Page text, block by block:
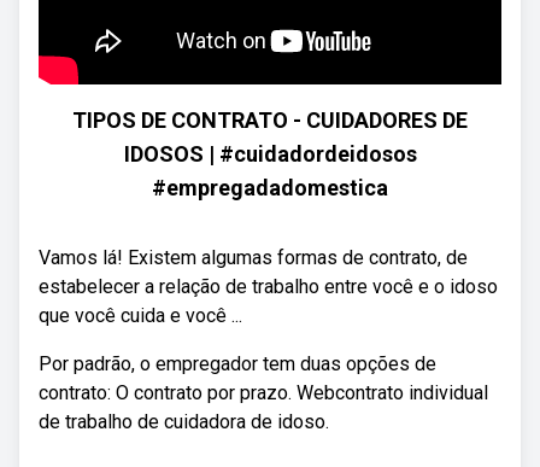
TIPOS DE CONTRATO - CUIDADORES DE
IDOSOS | #cuidadordeidosos
#empregadadomestica
Vamos lá! Existem algumas formas de contrato, de
estabelecer a relação de trabalho entre você e o idoso
que você cuida e você ...
Por padrão, o empregador tem duas opções de
contrato: O contrato por prazo. Webcontrato individual
de trabalho de cuidadora de idoso.